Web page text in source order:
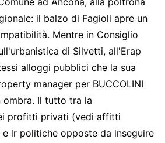
il balzo di Fagioli apre un
Mentre in Consiglio
di Silvetti, all'Erap
alloggi pubblici che la sua
manager per BUCCOLINI
ombra. Il tutto tra la
profitti privati (vedi affitti
lr politiche opposte da inseguire